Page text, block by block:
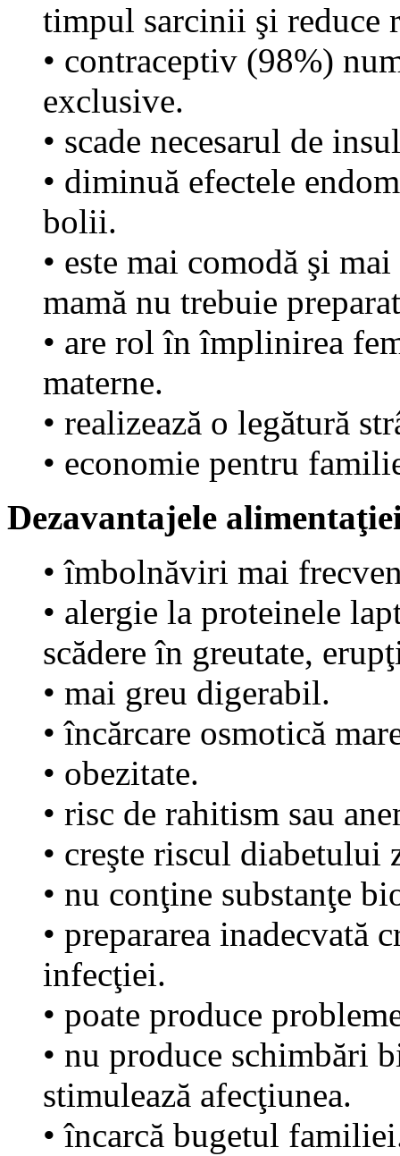
timpul sarcinii şi reduce
• contraceptiv (98%)
exclusive.
• scade necesarul de
• diminuă efectele
bolii.
• este mai comodă şi
mamă nu trebuie
• are rol în împlinirea
materne.
• realizează o legătură
• economie pentru
Dezavantajele
• îmbolnăviri mai
• alergie la proteinele
scădere în greutate,
• mai greu digerabil.
• încărcare osmotică
• obezitate.
• risc de rahitism sau
• creşte riscul diabetului
• nu conţine substanţe
• prepararea inadecvată
infecţiei.
• poate produce
• nu produce schimbări
stimulează afecţiunea.
• încarcă bugetul